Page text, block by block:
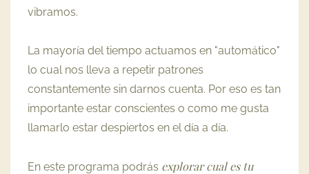
vibramos.
La mayoría del tiempo actuamos en "automático"
lo cual nos lleva a repetir patrones
constantemente sin darnos cuenta. Por eso es tan
importante estar conscientes o como me gusta
llamarlo estar despiertos en el día a día.
En este programa podrás explorar cual es tu